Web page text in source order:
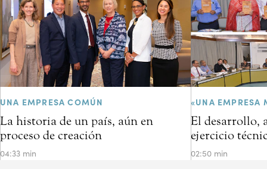
UNA EMPRESA COMÚN
La historia de un país, aún en
proceso de creación
04:33 min
«UNA EMPRESA
El desarrollo,
ejercicio
02:50 min